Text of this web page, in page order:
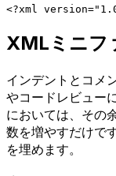
<?xml
XMLミニフ
インデントとコメ
やコードレビュー
においては、その
数を増やすだけで
を埋めます。